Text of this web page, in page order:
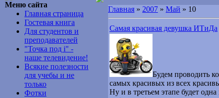
Меню сайта
Главная страница
Гостевая книга
Для студентов и
преподавателей
"Точка под i" -
наше телевидение!
Всякие полезности
для учебы и не
только
Фотки
Главная » 2007 » Май » 10
Самая красивая девушка ИТиДа
Будем проводить
самых красивых из всех
Ну и в третьем этапе будет